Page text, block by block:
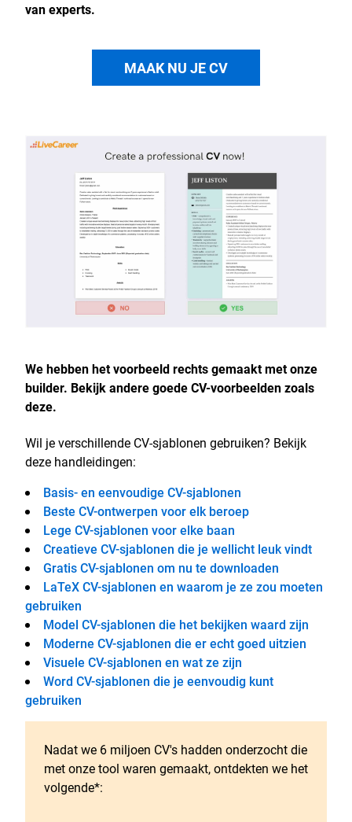
van experts.
MAAK NU JE CV
We hebben het voorbeeld rechts gemaakt met onze
builder. Bekijk andere goede CV-voorbeelden zoals
deze.
Wil je verschillende CV-sjablonen gebruiken? Bekijk
deze handleidingen:
Basis- en eenvoudige CV-sjablonen
Beste CV-ontwerpen voor elk beroep
Lege CV-sjablonen voor elke baan
Creatieve CV-sjablonen die je wellicht leuk vindt
Gratis CV-sjablonen om nu te downloaden
LaTeX CV-sjablonen en waarom je ze zou moeten
gebruiken
Model CV-sjablonen die het bekijken waard zijn
Moderne CV-sjablonen die er echt goed uitzien
Visuele CV-sjablonen en wat ze zijn
Word CV-sjablonen die je eenvoudig kunt
gebruiken
Nadat we 6 miljoen CV's hadden onderzocht die
met onze tool waren gemaakt, ontdekten we het
volgende*: